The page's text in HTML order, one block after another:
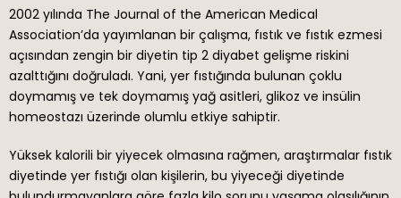
2002 yılında The Journal of the American Medical
Association’da yayımlanan bir çalışma, fıstık ve fıstık ezmesi
açısından zengin bir diyetin tip 2 diyabet gelişme riskini
azalttığını doğruladı. Yani, yer fıstığında bulunan çoklu
doymamış ve tek doymamış yağ asitleri, glikoz ve insülin
homeostazı üzerinde olumlu etkiye sahiptir.
Yüksek kalorili bir yiyecek olmasına rağmen, araştırmalar fıstık
diyetinde yer fıstığı olan kişilerin, bu yiyeceği diyetinde